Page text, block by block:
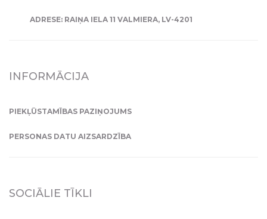
ADRESE: RAIŅA IELA 11 VALMIERA, LV-4201
INFORMĀCIJA
PIEKĻŪSTAMĪBAS PAZIŅOJUMS
PERSONAS DATU AIZSARDZĪBA
SOCIĀLIE TĪKLI